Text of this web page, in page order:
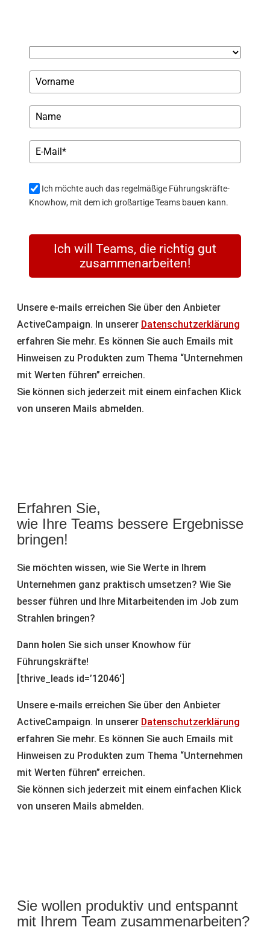
Ich möchte auch das regelmäßige Führungskräfte-
Knowhow, mit dem ich großartige Teams bauen kann.
Ich will Teams, die richtig gut
zusammenarbeiten!
Unsere e-mails erreichen Sie über den Anbieter
ActiveCampaign. In unserer Datenschutzerklärung
erfahren Sie mehr. Es können Sie auch Emails mit
Hinweisen zu Produkten zum Thema “Unternehmen
mit Werten führen” erreichen.
Sie können sich jederzeit mit einem einfachen Klick
von unseren Mails abmelden.
Erfahren Sie,
wie Ihre Teams bessere Ergebnisse
bringen!
Sie möchten wissen, wie Sie Werte in Ihrem
Unternehmen ganz praktisch umsetzen? Wie Sie
besser führen und Ihre Mitarbeitenden im Job zum
Strahlen bringen?
Dann holen Sie sich unser Knowhow für
Führungskräfte!
[thrive_leads id=’12046′]
Unsere e-mails erreichen Sie über den Anbieter
ActiveCampaign. In unserer Datenschutzerklärung
erfahren Sie mehr. Es können Sie auch Emails mit
Hinweisen zu Produkten zum Thema “Unternehmen
mit Werten führen” erreichen.
Sie können sich jederzeit mit einem einfachen Klick
von unseren Mails abmelden.
Sie wollen produktiv und entspannt
mit Ihrem Team zusammenarbeiten?